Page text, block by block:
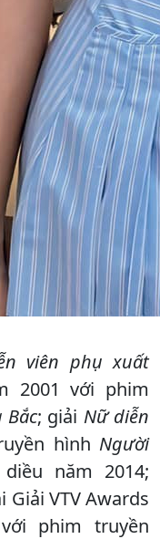
viên phụ xuất
2001 với phim
Bắc; giải Nữ diễn
hình Người
năm 2014;
Giải VTV Awards
phim truyền